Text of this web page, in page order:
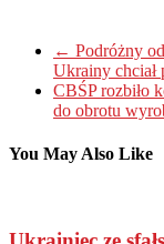
← Podróżny
Ukrainy chciał
CBŚP rozbiło
do obrotu
You May Also Like